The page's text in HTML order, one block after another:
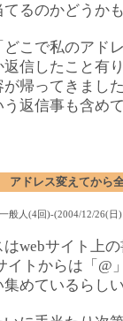
てるのかどうか
こで私のアド
返信したこと有
が帰ってきまし
返信事も含め
アドレス変えてから
一般人(4回)-(2004/12/26(日
はwebサイト上
イトからは「@
めているらし